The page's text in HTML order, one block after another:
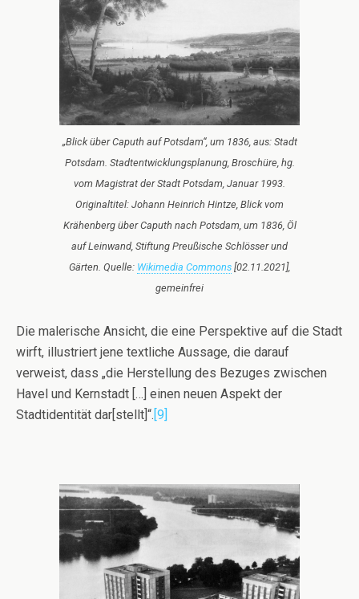
„Blick über Caputh auf Potsdam“, um 1836, aus: Stadt
Potsdam. Stadtentwicklungsplanung, Broschüre, hg.
vom Magistrat der Stadt Potsdam, Januar 1993.
Originaltitel: Johann Heinrich Hintze, Blick vom
Krähenberg über Caputh nach Potsdam, um 1836, Öl
auf Leinwand, Stiftung Preußische Schlösser und
Gärten. Quelle: Wikimedia Commons [02.11.2021],
gemeinfrei
Die malerische Ansicht, die eine Perspektive auf die Stadt
wirft, illustriert jene textliche Aussage, die darauf
verweist, dass „die Herstellung des Bezuges zwischen
Havel und Kernstadt […] einen neuen Aspekt der
Stadtidentität dar[stellt]“. [9]